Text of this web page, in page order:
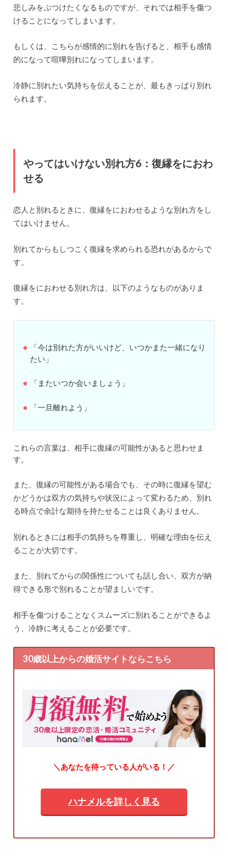
悲しみをぶつけたくなるものですが、それでは相手を傷つ
けることになってしまいます。
もしくは、こちらが感情的に別れを告げると、相手も感情
的になって喧嘩別れになってしまいます。
冷静に別れたい気持ちを伝えることが、最もきっぱり別れ
られます。
やってはいけない別れ方6：復縁をにおわ
せる
恋人と別れるときに、復縁をにおわせるような別れ方をし
てはいけません。
別れてからもしつこく復縁を求められる恐れがあるからで
す。
復縁をにおわせる別れ方は、以下のようなものがありま
す。
「今は別れた方がいいけど、いつかまた一緒になり
たい」
「またいつか会いましょう」
「一旦離れよう」
これらの言葉は、相手に復縁の可能性があると思わせま
す。
また、復縁の可能性がある場合でも、その時に復縁を望む
かどうかは双方の気持ちや状況によって変わるため、別れ
る時点で余計な期待を持たせることは良くありません。
別れるときには相手の気持ちを尊重し、明確な理由を伝え
ることが大切です。
また、別れてからの関係性についても話し合い、双方が納
得できる形で別れることが望ましいです。
相手を傷つけることなくスムーズに別れることができるよ
う、冷静に考えることが必要です。
30歳以上からの婚活サイトならこちら
＼あなたを待っている人がいる！／
ハナメルを詳しく見る